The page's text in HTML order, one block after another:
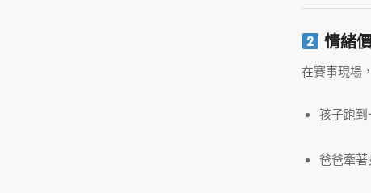
情緒
在賽事現場
孩子跑
爸爸牽